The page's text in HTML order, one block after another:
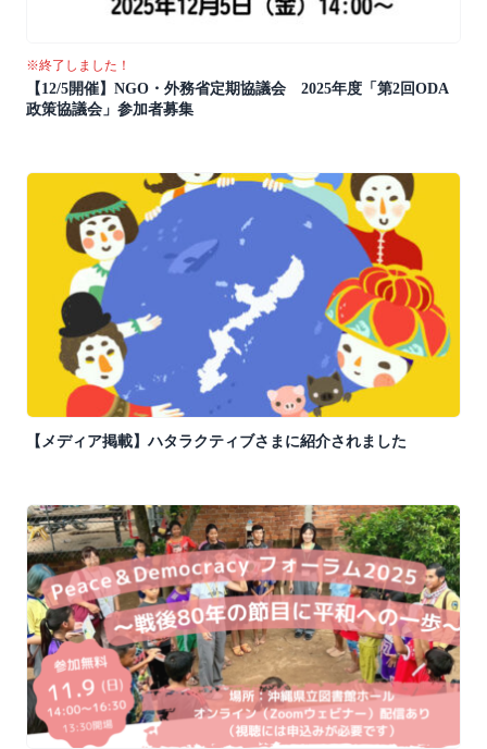
※終了しました！
【12/5開催】NGO・外務省定期協議会 2025年度「第2回ODA
政策協議会」参加者募集
【メディア掲載】ハタラクティブさまに紹介されました